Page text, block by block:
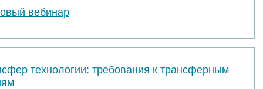
вебинар
технологии: требования к трансферным